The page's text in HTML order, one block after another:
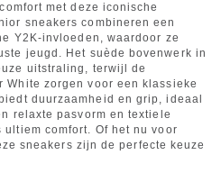
met deze iconische
sneakers combineren een
Y2K-invloeden, waardoor ze
jeugd. Het suède bovenwerk in
uitstraling, terwijl de
White zorgen voor een klassieke
duurzaamheid en grip, ideaal
relaxte pasvorm en textiele
comfort. Of het nu voor
sneakers zijn de perfecte keuze